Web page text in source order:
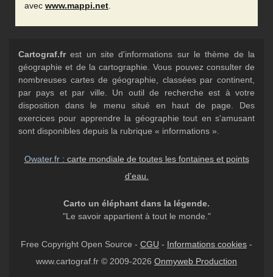
avec www.mappi.net
Cartograf.frest un site d'informations sur le thème de la
géographie et de la cartographie. Vous pouvez consulter de
nombreuses cartes de géographie, classées par continent,
par pays et par ville. Un outil de recherche est à votre
disposition dans le menu situé en haut de page. Des
exercices pour apprendre la géographie tout en s'amusant
sont disponibles depuis la rubrique « informations ».
Owater.fr: carte mondiale de toutes les fontaines et points
d'eau.
Carto un éléphant dans la légende.
"Le savoir appartient à tout le monde."
Free Copyright Open Source - CGU - Informations cookies -
www.cartograf.fr © 2009-2026 Onmyweb Production